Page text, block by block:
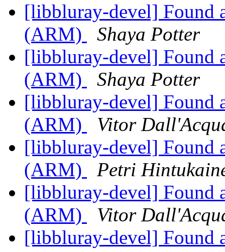
[libbluray-devel] Found
(ARM)
Shaya Potter
[libbluray-devel] Found
(ARM)
Shaya Potter
[libbluray-devel] Found
(ARM)
Vitor
[libbluray-devel] Found
(ARM)
Petri
[libbluray-devel] Found
(ARM)
Vitor
[libbluray-devel] Found